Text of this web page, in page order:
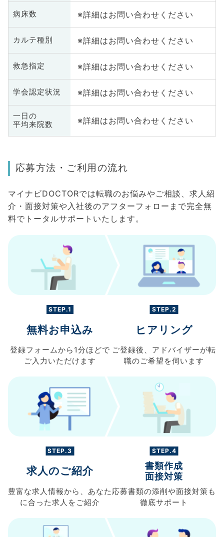
病床数 ※詳細はお問い合わせください
カルテ種別 ※詳細はお問い合わせください
救急指定 ※詳細はお問い合わせください
学会認定状況 ※詳細はお問い合わせください
一日の
平均来院数
※詳細はお問い合わせください
応募方法・ご利用の流れ
マイナビDOCTORでは転職のお悩みやご相談、求人紹
介・面接対策や入社後のアフターフォローまで完全無
料でトータルサポートいたします。
STEP.1
無料お申込み
登録フォームから 1分ほどで
ご入力 いただけます
STEP.2
ヒアリング
ご登録後、 アドバイザーが転
職のご希望を伺います
STEP.3
求人のご紹介
豊富な求人情報から、 あなた
に合った求人を ご紹介
STEP.4
書類作成
面接対策
応募書類の添削や面接対策も
徹底サポート